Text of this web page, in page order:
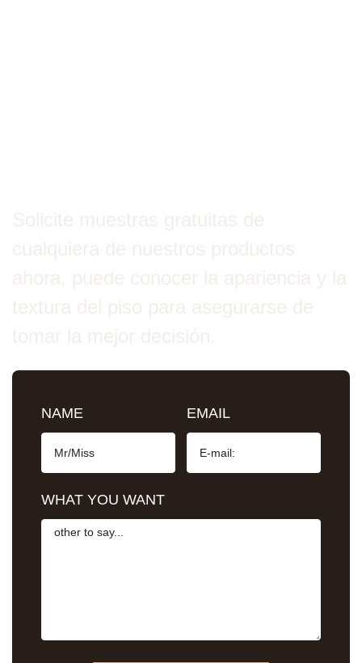
NAME EMAIL
WHAT YOU WANT